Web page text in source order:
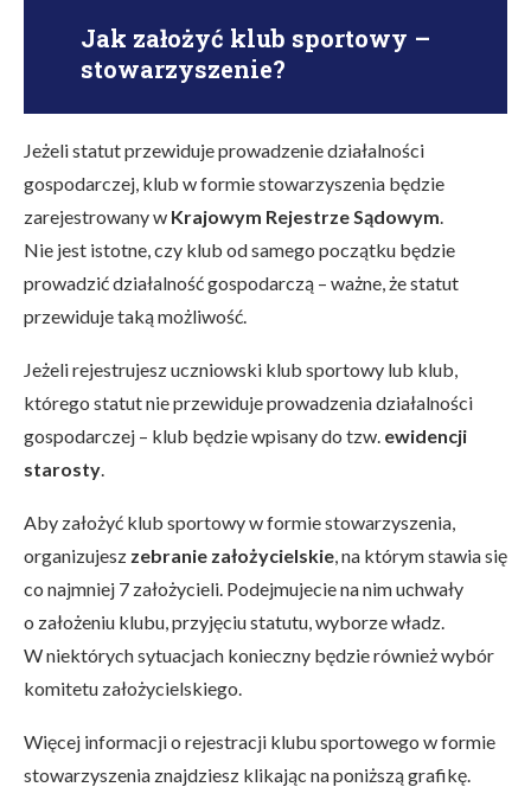
Jak założyć klub sportowy –
stowarzyszenie?
Jeżeli statut przewiduje prowadzenie działalności
gospodarczej, klub w formie stowarzyszenia będzie
zarejestrowany w Krajowym Rejestrze Sądowym.
Nie jest istotne, czy klub od samego początku będzie
prowadzić działalność gospodarczą – ważne, że statut
przewiduje taką możliwość.
Jeżeli rejestrujesz uczniowski klub sportowy lub klub,
którego statut nie przewiduje prowadzenia działalności
gospodarczej – klub będzie wpisany do tzw. ewidencji
starosty.
Aby założyć klub sportowy w formie stowarzyszenia,
organizujesz zebranie założycielskie, na którym stawia się
co najmniej 7 założycieli. Podejmujecie na nim uchwały
o założeniu klubu, przyjęciu statutu, wyborze władz.
W niektórych sytuacjach konieczny będzie również wybór
komitetu założycielskiego.
Więcej informacji o rejestracji klubu sportowego w formie
stowarzyszenia znajdziesz klikając na poniższą grafikę.